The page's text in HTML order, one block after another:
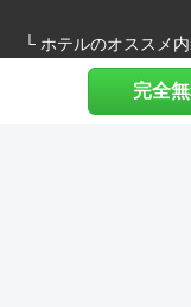
完全
└ ホテルのオススメ